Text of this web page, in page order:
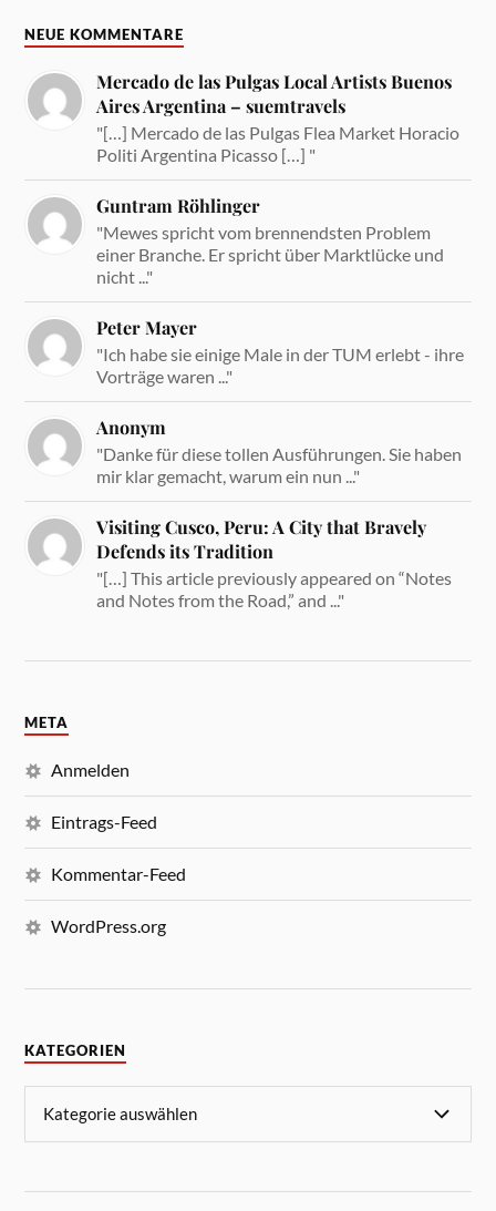
NEUE KOMMENTARE
Mercado de las Pulgas Local Artists Buenos
Aires Argentina – suemtravels
"[…] Mercado de las Pulgas Flea Market Horacio
Politi Argentina Picasso […] "
Guntram Röhlinger
"Mewes spricht vom brennendsten Problem
einer Branche. Er spricht über Marktlücke und
nicht ..."
Peter Mayer
"Ich habe sie einige Male in der TUM erlebt - ihre
Vorträge waren ..."
Anonym
"Danke für diese tollen Ausführungen. Sie haben
mir klar gemacht, warum ein nun ..."
Visiting Cusco, Peru: A City that Bravely
Defends its Tradition
"[…] This article previously appeared on “Notes
and Notes from the Road,” and ..."
META
Anmelden
Eintrags-Feed
Kommentar-Feed
WordPress.org
KATEGORIEN